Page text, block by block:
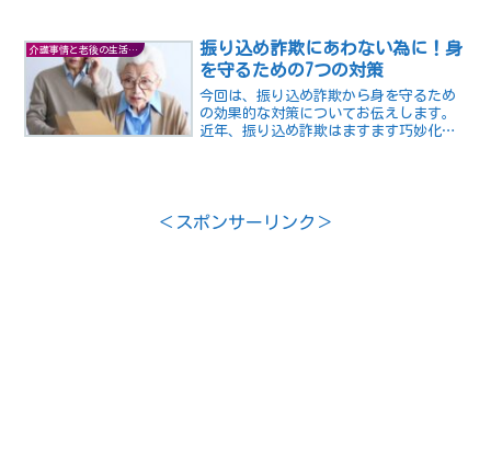
介護事情と老後の生活の知恵
振り込め詐欺にあわない為に！身
を守るための7つの対策
今回は、振り込め詐欺から身を守るため
の効果的な対策についてお伝えします。
近年、振り込め詐欺はますます巧妙化し
＜スポンサーリンク＞